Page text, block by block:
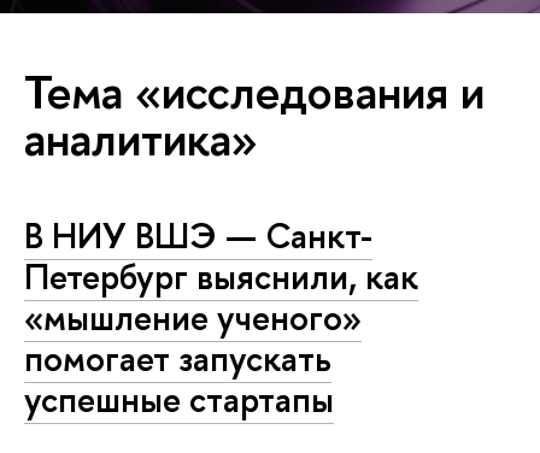
Тема «исследования и
аналитика»
В НИУ ВШЭ — Санкт-
Петербург выяснили, как
«мышление ученого»
помогает запускать
успешные стартапы